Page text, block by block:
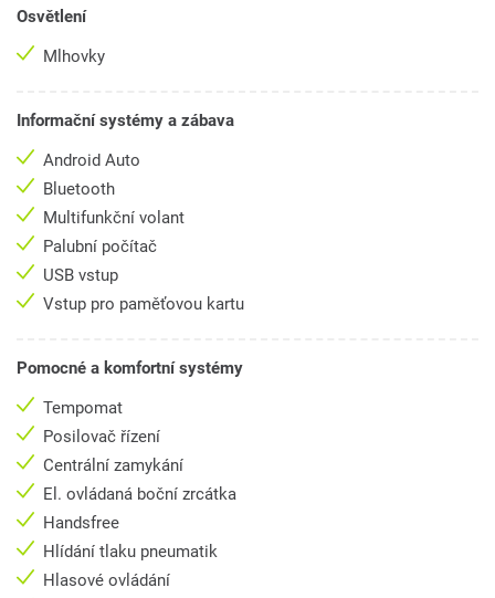
Osvětlení
Mlhovky
Informační systémy a zábava
Android Auto
Bluetooth
Multifunkční volant
Palubní počítač
USB vstup
Vstup pro paměťovou kartu
Pomocné a komfortní systémy
Tempomat
Posilovač řízení
Centrální zamykání
El. ovládaná boční zrcátka
Handsfree
Hlídání tlaku pneumatik
Hlasové ovládání